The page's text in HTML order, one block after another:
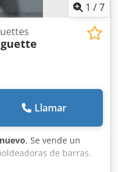
1 /7
Llamar
nuevo, Se vende un
de barras.
- MERAND